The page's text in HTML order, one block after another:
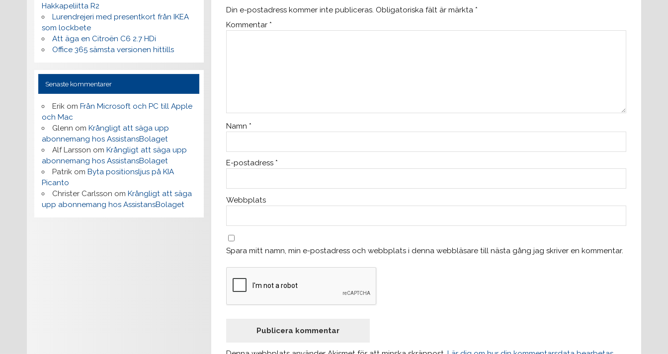
Din e-postadress kommer inte publiceras. Obligatoriska fält är märkta *
Kommentar *
Namn *
E-postadress *
Webbplats
Spara mitt namn, min e-postadress och webbplats i denna webbläsare till nästa gång jag skriver en kommentar.
Hakkapeliitta R2
Lurendrejeri med presentkort från IKEA
som lockbete
Att äga en Citroën C6 2.7 HDi
Office 365 sämsta versionen hittills
Senaste kommentarer
Erik omFrån Microsoft och PC till Apple
och Mac
Glenn omKrångligt att säga upp
abonnemang hos AssistansBolaget
Alf Larsson omKrångligt att säga upp
abonnemang hos AssistansBolaget
Patrik omByta positionsljus på KIA
Picanto
Christer Carlsson omKrångligt att säga
upp abonnemang hos AssistansBolaget